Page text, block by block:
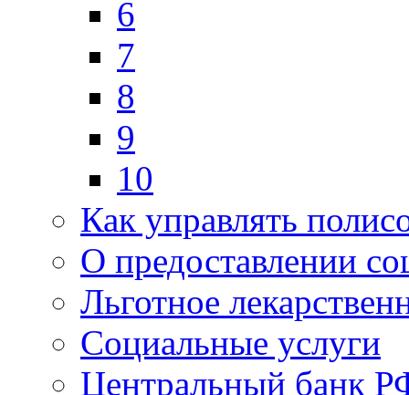
6
7
8
9
10
Как управлять
О предоставлении
Льготное
Социальные услуги
Центральный банк